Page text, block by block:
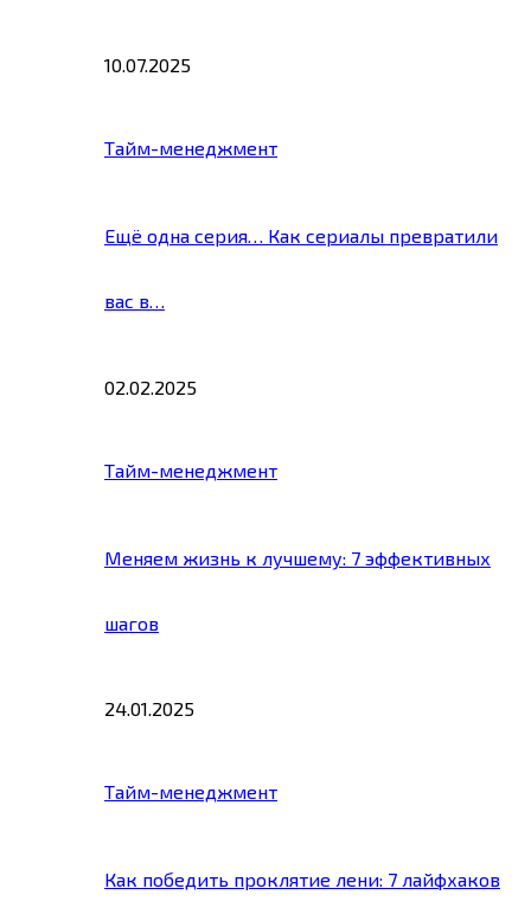
10.07.2025
Тайм-менеджмент
Ещё одна серия… Как сериалы превратили
вас в…
02.02.2025
Тайм-менеджмент
Меняем жизнь к лучшему: 7 эффективных
шагов
24.01.2025
Тайм-менеджмент
Как победить проклятие лени: 7 лайфхаков